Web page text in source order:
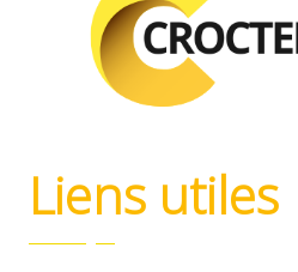
Liens utiles